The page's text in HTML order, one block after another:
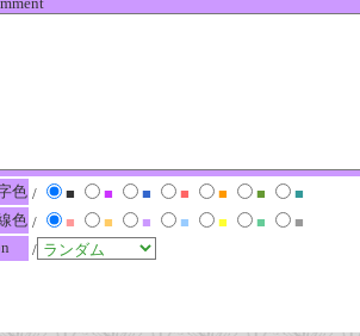
色 / ■ ■ ■ ■ ■ ■
■
色 / ■ ■ ■ ■ ■ ■
■
/